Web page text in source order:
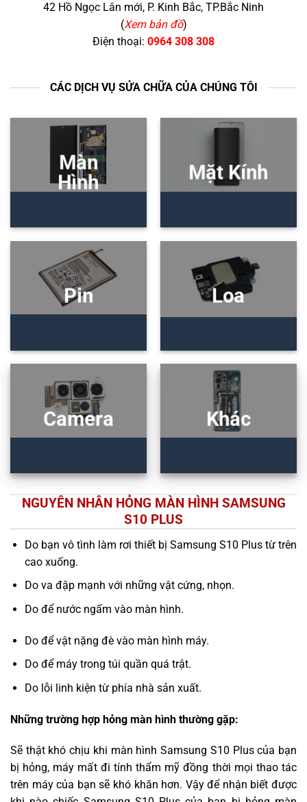
42 Hồ Ngọc Lân mới, P. Kinh Bắc, TP.Bắc Ninh
(Xem bản đồ)
Điện thoại: 0964 308 308
CÁC DỊCH VỤ SỬA CHỮA CỦA CHÚNG TÔI
Màn
Hình
Mặt Kính
Pin Loa
Camera Khác
NGUYÊN NHÂN HỎNG MÀN HÌNH SAMSUNG
S10 PLUS
Do bạn vô tình làm rơi thiết bị Samsung S10 Plus từ trên
cao xuống.
Do va đập mạnh với những vật cứng, nhọn.
Do để nước ngấm vào màn hình.
Do để vật nặng đè vào màn hình máy.
Do để máy trong túi quần quá trật.
Do lỗi linh kiện từ phía nhà sản xuất.
Những trường hợp hỏng màn hình thường gặp:
Sẽ thật khó chịu khi màn hình Samsung S10 Plus của bạn
bị hỏng, máy mất đi tính thẩm mỹ đồng thời mọi thao tác
trên máy của bạn sẽ khó khăn hơn. Vậy để nhận biết được